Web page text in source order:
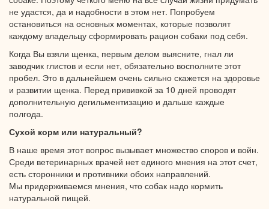
не удастся, да и надобности в этом нет. Попробуем
остановиться на основных моментах, которые позволят
каждому владельцу сформировать рацион собаки под себя.
Когда Вы взяли щенка, первым делом выясните, гнал ли
заводчик глистов и если нет, обязательно восполните этот
пробел. Это в дальнейшем очень сильно скажется на здоровье
и развитии щенка. Перед прививкой за 10 дней проводят
дополнительную дегильментизацию и дальше каждые
полгода.
Сухой корм или натуральный?
В наше время этот вопрос вызывает множество споров и войн.
Среди ветеринарных врачей нет единого мнения на этотсчет,
есть сторонники и противники обоих направлений.
Мы придерживаемся мнения, что собак надо кормить
натуральной пищей.